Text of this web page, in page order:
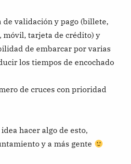
de validación y pago (billete,
móvil, tarjeta de crédito) y
de embarcar por varias
los tiempos de encochado
de cruces con prioridad
hacer algo de esto,
y a más gente